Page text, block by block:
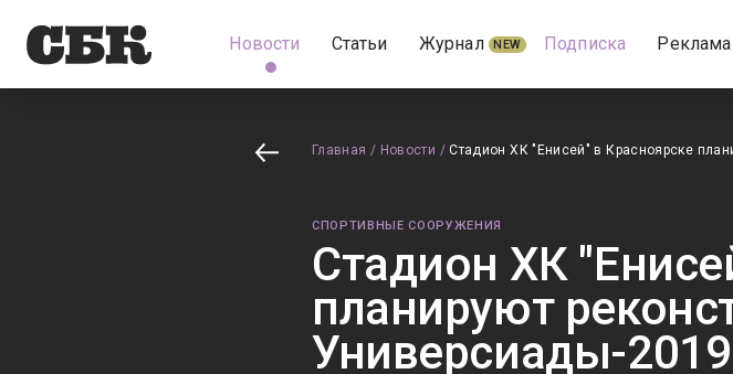
Новости Статьи Журнал NEW Подписка Реклама
Главная / Новости / Стадион ХК "Енисей" в Красноярске
СПОРТИВНЫЕ СООРУЖЕНИЯ
Стадион ХК
планируют
Универсиады-2019